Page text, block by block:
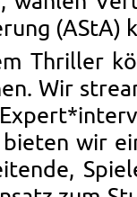
(AStA)
Thril­ler
Wir
bie­ten wir